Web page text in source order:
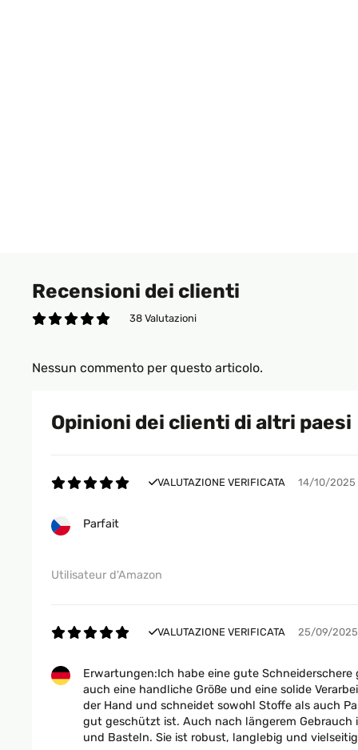
Recensioni dei clienti
38 Valutazioni
Nessun commento per questo articolo.
Opinioni dei clienti di altri paesi
VALUTAZIONE VERIFICATA 14/10/2025
Parfait
Utilisateur d'Amazon
VALUTAZIONE VERIFICATA 25/09/2025
Erwartungen:Ich habe eine gute
auch eine handliche Größe und eine solide
der Hand und schneidet sowohl Stoffe als auch
gut geschützt ist. Auch nach längerem Gebrauch
und Basteln. Sie ist robust, langlebig und